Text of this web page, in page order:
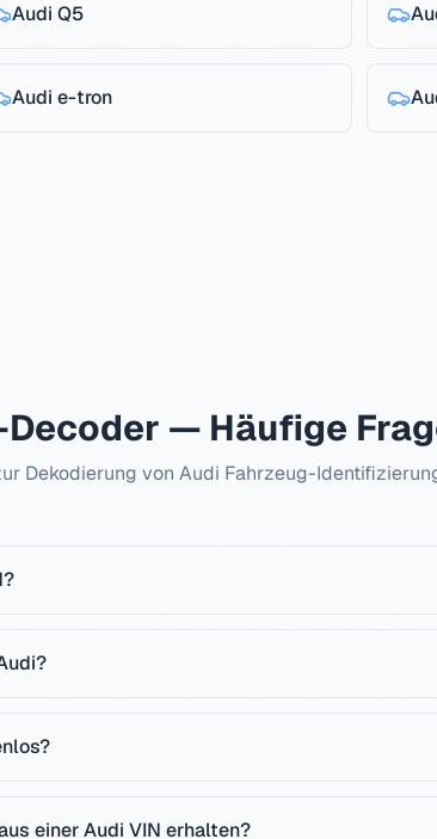
Audi Q5
Audi e-tron
— Häufige
Dekodierung von Audi Fahrzeug-
einer Audi VIN erhalten?